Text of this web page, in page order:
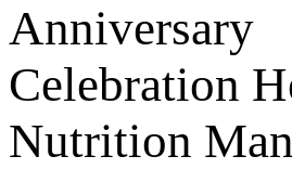
Anniversary
Celebration
Nutrition